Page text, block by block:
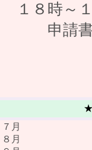
時の
要に
★
７月
８月